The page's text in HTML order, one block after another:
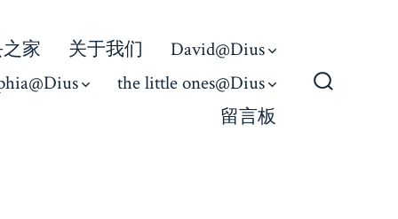
家 关于我们
David@Dius
the little ones@Dius
留言板